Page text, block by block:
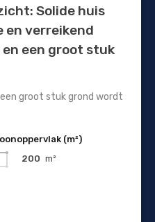
Solide huis
en verreikend
een groot stuk
groot stuk grond wordt
(m²)
200 m²